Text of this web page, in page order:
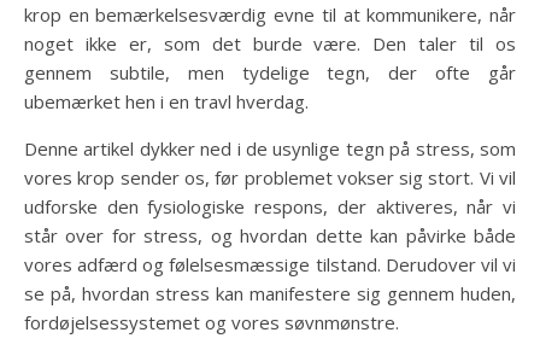
krop en bemærkelsesværdig evne til at kommunikere, når
noget ikke er, som det burde være. Den taler til os
gennem subtile, men tydelige tegn, der ofte går
ubemærket hen i en travl hverdag.
Denne artikel dykker ned i de usynlige tegn på stress, som
vores krop sender os, før problemet vokser sig stort. Vi vil
udforske den fysiologiske respons, der aktiveres, når vi
står over for stress, og hvordan dette kan påvirke både
vores adfærd og følelsesmæssige tilstand. Derudover vil vi
se på, hvordan stress kan manifestere sig gennem huden,
fordøjelsessystemet og vores søvnmønstre.